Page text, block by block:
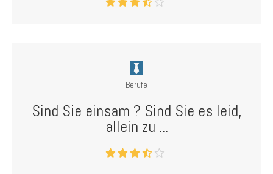
Berufe
Sind Sie einsam ? Sind Sie es leid,
allein zu ...